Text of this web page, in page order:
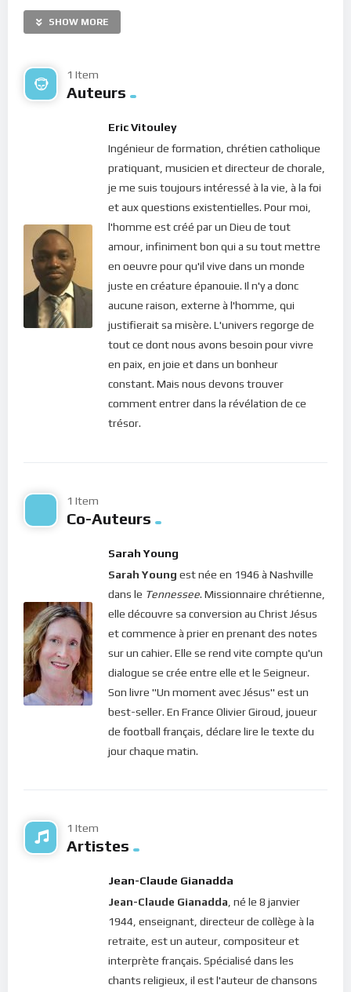
devrions-nous y faire attention ?
une âme vivante, c’est à dire une substance spirituelle
représentant la forme de toutes les choses qui appartiennent
de nous des esprits, entités dont la vie est donnée par
l’activité intime de l’Amour de Dieu, à travers nos affections et
nos pensées. Pour l’esprit humain, les pensées sont donc
d’une importance capitale car elles sont la lumière du coeur
(ou de la volonté).
Lorsque notre esprit est constamment occupé par des
pensées, nous sommes lié(e). Et quand ce sont des pensées
sombres, nous sommes plongé(e) dans les ténèbres. C’est le
signe que nous nous sommes attaché(e) à des choses de ce
monde, des choses qui ne sont pas compatibles avec
l’essence profonde de notre âme. Nous ne pouvons donc avoir
la paix aussi longtemps que nous sommes dans un tel état.
Ceci nous rend esclaves des choses qui nous assaillent. Voilà
comment nous nous retrouvons à adorer toutes ces choses.
Ce sont des sortes de pactes qui asservissent, nous éloignant
moi, et moi seul !
de proclamer notre foi du bout des lèvres, mais de Lui
Lui. Car lorsque nous acceptons d’être envahi(e) par les soucis,
ce sont elles qui deviennent nos idoles. Mais au contraire, si
nous décidons de vivre dans la paix, c’est le Christ qui vit en
nous. Donnons à notre esprit l’occasion de se détendre dans
le royaume des cieux que Dieu a mis au fond de notre être !
Bonne méditation.
Pour vous inscrire directement aux publications, veuillez
cliquer ici : [newsletter_button id=2 label=”S’abonner”
design=”twitter”]
SHOW MORE
1 Item
Auteurs
Eric Vitouley
Ingénieur de formation, chrétien catholique
pratiquant, musicien et directeur de chorale,
je me suis toujours intéressé à la vie, à la foi
et aux questions existentielles. Pour moi,
l'homme est créé par un Dieu de tout
amour, infiniment bon qui a su tout mettre
en oeuvre pour qu'il vive dans un monde
juste en créature épanouie. Il n'y a donc
aucune raison, externe à l'homme, qui
justifierait sa misère. L'univers regorge de
tout ce dont nous avons besoin pour vivre
en paix, en joie et dans un bonheur
constant. Mais nous devons trouver
comment entrer dans la révélation de ce
trésor.
1 Item
Co-Auteurs
Sarah Young
Sarah Young est née en 1946 à Nashville
dans le Tennessee. Missionnaire chrétienne,
elle découvre sa conversion au Christ Jésus
et commence à prier en prenant des notes
sur un cahier. Elle se rend vite compte qu'un
dialogue se crée entre elle et le Seigneur.
Son livre "Un moment avec Jésus" est un
best-seller. En France Olivier Giroud, joueur
de football français, déclare lire le texte du
jour chaque matin.
1 Item
Artistes
Jean-Claude Gianadda
Jean-Claude Gianadda , né le 8 janvier
1944, enseignant, directeur de collège à la
retraite, est un auteur, compositeur et
interprète français. Spécialisé dans les
chants religieux, il est l'auteur de chansons